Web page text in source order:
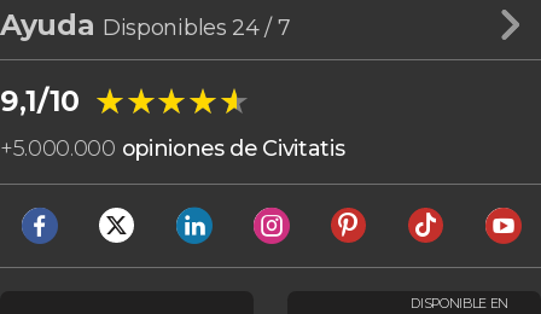
Ayuda Disponibles 24 / 7
9,1/10 ★★★★★
★★★★★
+5.000.000 opiniones de Civitatis
DISPONIBLE EN